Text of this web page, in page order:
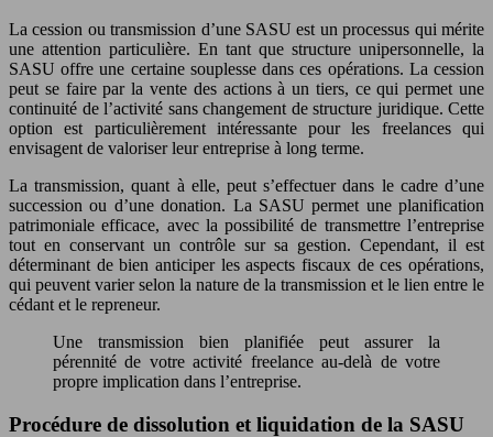
La cession ou transmission d’une SASU est un processus qui mérite
une attention particulière. En tant que structure unipersonnelle, la
SASU offre une certaine souplesse dans ces opérations. La cession
peut se faire par la vente des actions à un tiers, ce qui permet une
continuité de l’activité sans changement de structure juridique. Cette
option est particulièrement intéressante pour les freelances qui
envisagent de valoriser leur entreprise à long terme.
La transmission, quant à elle, peut s’effectuer dans le cadre d’une
succession ou d’une donation. La SASU permet une planification
patrimoniale efficace, avec la possibilité de transmettre l’entreprise
tout en conservant un contrôle sur sa gestion. Cependant, il est
déterminant de bien anticiper les aspects fiscaux de ces opérations,
qui peuvent varier selon la nature de la transmission et le lien entre le
cédant et le repreneur.
Une transmission bien planifiée peut assurer la
pérennité de votre activité freelance au-delà de votre
propre implication dans l’entreprise.
Procédure de dissolution et liquidation de la SASU